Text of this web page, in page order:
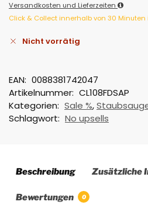
Versandkosten und Lieferzeiten
Click & Collect innerhalb von 30
Nicht vorrätig
EAN: 0088381742047
Artikelnummer: CL108FDSAP
Kategorien: Sale %,
Schlagwort: No upsells
Beschreibung Zusätzliche
Bewertungen 0